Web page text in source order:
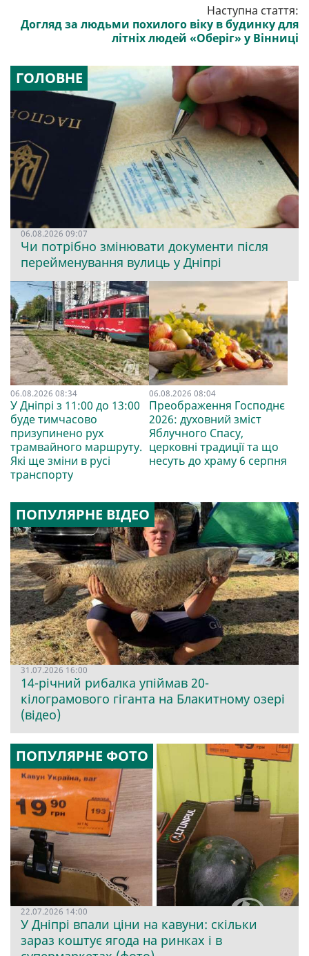
Наступна стаття:
Догляд за людьми похилого віку в будинку для
літніх людей «Оберіг» у Вінниці
ГОЛОВНЕ
06.08.2026 09:07
Чи потрібно змінювати документи після
перейменування вулиць у Дніпрі
06.08.2026 08:34
У Дніпрі з 11:00 до 13:00
буде тимчасово
призупинено рух
трамвайного маршруту.
Які ще зміни в русі
транспорту
06.08.2026 08:04
Преображення Господнє
2026: духовний зміст
Яблучного Спасу,
церковні традиції та що
несуть до храму 6 серпня
ПОПУЛЯРНЕ ВІДЕО
31.07.2026 16:00
14-річний рибалка упіймав 20-
кілограмового гіганта на Блакитному озері
(відео)
ПОПУЛЯРНЕ ФОТО
22.07.2026 14:00
У Дніпрі впали ціни на кавуни: скільки
зараз коштує ягода на ринках і в